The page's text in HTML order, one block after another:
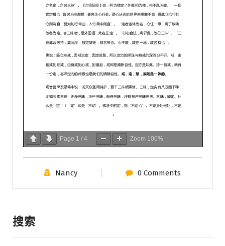
Page 1 / 4 Zoom 100%
Nancy 0 Comments
搜索